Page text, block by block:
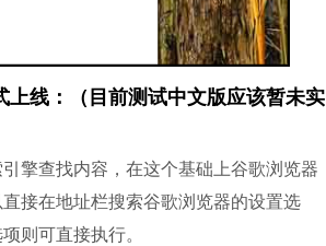
线：（目前测试中文版应该暂未实
擎查找内容，在这个基础上谷歌浏览器
接在地址栏搜索谷歌浏览器的设置选
则可直接执行。